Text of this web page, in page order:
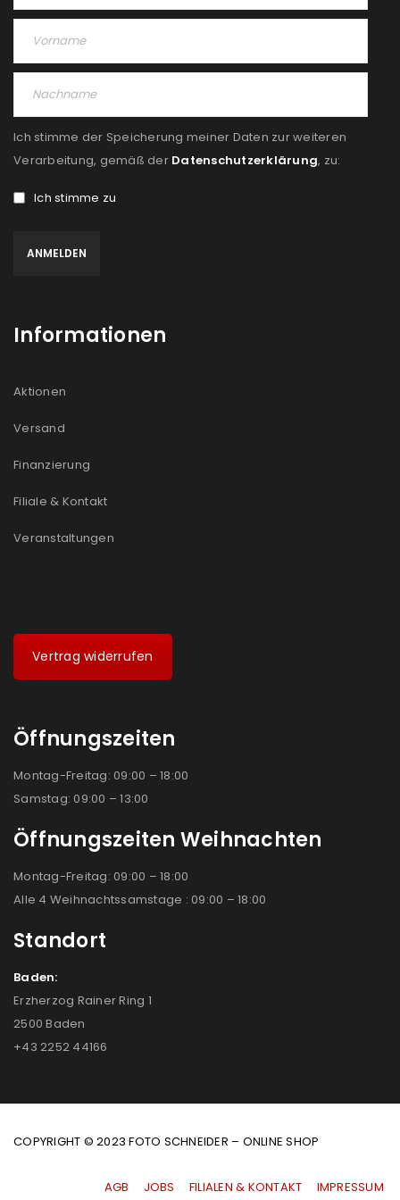
Ich stimme der Speicherung meiner Daten zur weiteren
Verarbeitung, gemäß der Datenschutzerklärung, zu:
Ich stimme zu
Informationen
Aktionen
Versand
Finanzierung
Filiale & Kontakt
Veranstaltungen
Vertrag widerrufen
Öffnungszeiten
Montag-Freitag: 09:00 – 18:00
Samstag: 09:00 – 13:00
Öffnungszeiten Weihnachten
Montag-Freitag: 09:00 – 18:00
Alle 4 Weihnachtssamstage : 09:00 – 18:00
Standort
Baden:
Erzherzog Rainer Ring 1
2500 Baden
+43 2252 44166
COPYRIGHT © 2023 FOTO SCHNEIDER – ONLINE SHOP
AGB JOBS FILIALEN & KONTAKT IMPRESSUM